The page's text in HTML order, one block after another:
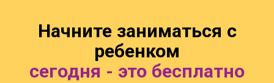
Начните заниматься с
ребенком
сегодня - это бесплатно